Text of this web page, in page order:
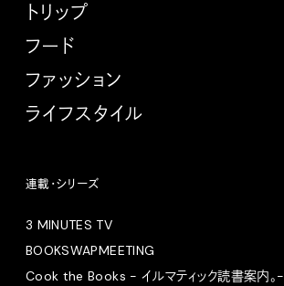
トリップ
フード
ファッション
ライフスタイル
連載・シリーズ
3 MINUTES TV
BOOKSWAPMEETING
Cook the Books - イルマティック読書案内。-